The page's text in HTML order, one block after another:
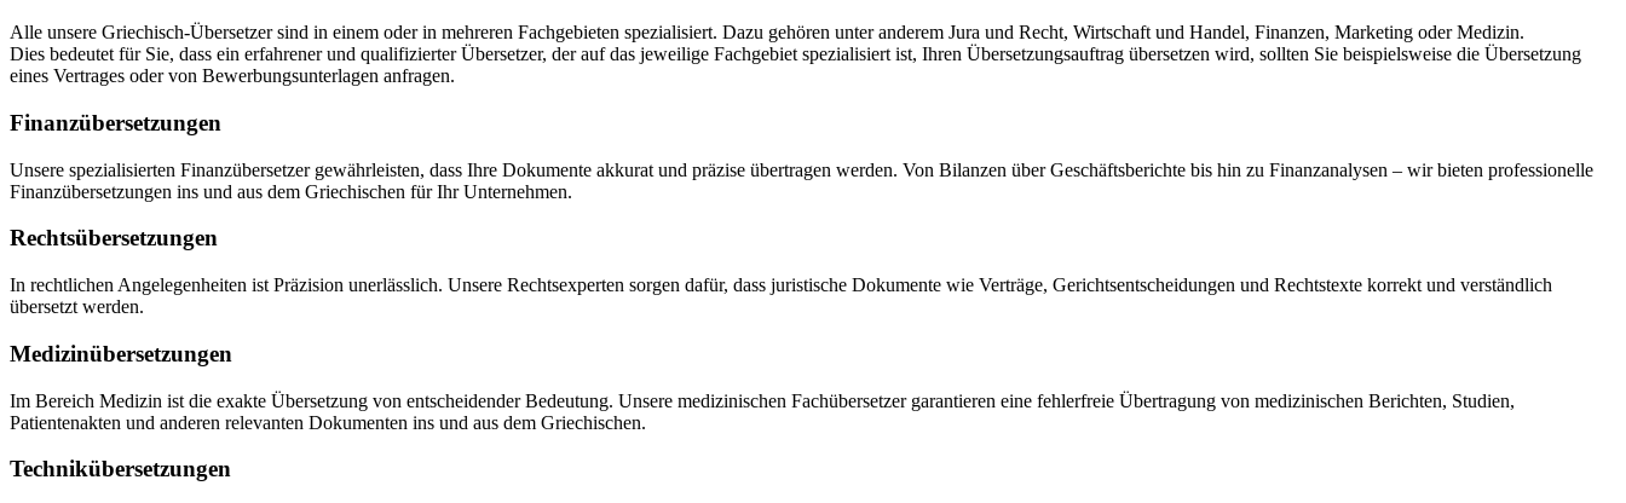
Alle unsere Griechisch-Übersetzer sind in einem oder in mehreren Fachgebieten spezialisiert. Dazu gehören unter anderem Jura und Recht, Wirtschaft und Handel, Finanzen, Marketing oder Medizin.
Dies bedeutet für Sie, dass ein erfahrener und qualifizierter Übersetzer, der auf das jeweilige Fachgebiet spezialisiert ist, Ihren Übersetzungsauftrag übersetzen wird, sollten Sie beispielsweise die Übersetzung
eines Vertrages oder von Bewerbungsunterlagen anfragen.
Finanzübersetzungen
Unsere spezialisierten Finanzübersetzer gewährleisten, dass Ihre Dokumente akkurat und präzise übertragen werden. Von Bilanzen über Geschäftsberichte bis hin zu Finanzanalysen – wir bieten professionelle
Finanzübersetzungen ins und aus dem Griechischen für Ihr Unternehmen.
Rechtsübersetzungen
In rechtlichen Angelegenheiten ist Präzision unerlässlich. Unsere Rechtsexperten sorgen dafür, dass juristische Dokumente wie Verträge, Gerichtsentscheidungen und Rechtstexte korrekt und verständlich
übersetzt werden.
Medizinübersetzungen
Im Bereich Medizin ist die exakte Übersetzung von entscheidender Bedeutung. Unsere medizinischen Fachübersetzer garantieren eine fehlerfreie Übertragung von medizinischen Berichten, Studien,
Patientenakten und anderen relevanten Dokumenten ins und aus dem Griechischen.
Technikübersetzungen